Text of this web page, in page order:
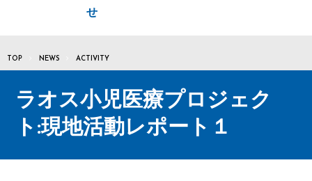
せ
TOP NEWS ACTIVITY
ラオス小児医療プロジェク
ト:現地活動レポート１